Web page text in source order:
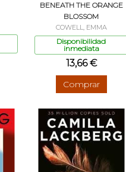
BENEATH THE ORANGE
BLOSSOM
COWELL, EMMA
Disponibilidad
inmediata
13,66 €
Comprar